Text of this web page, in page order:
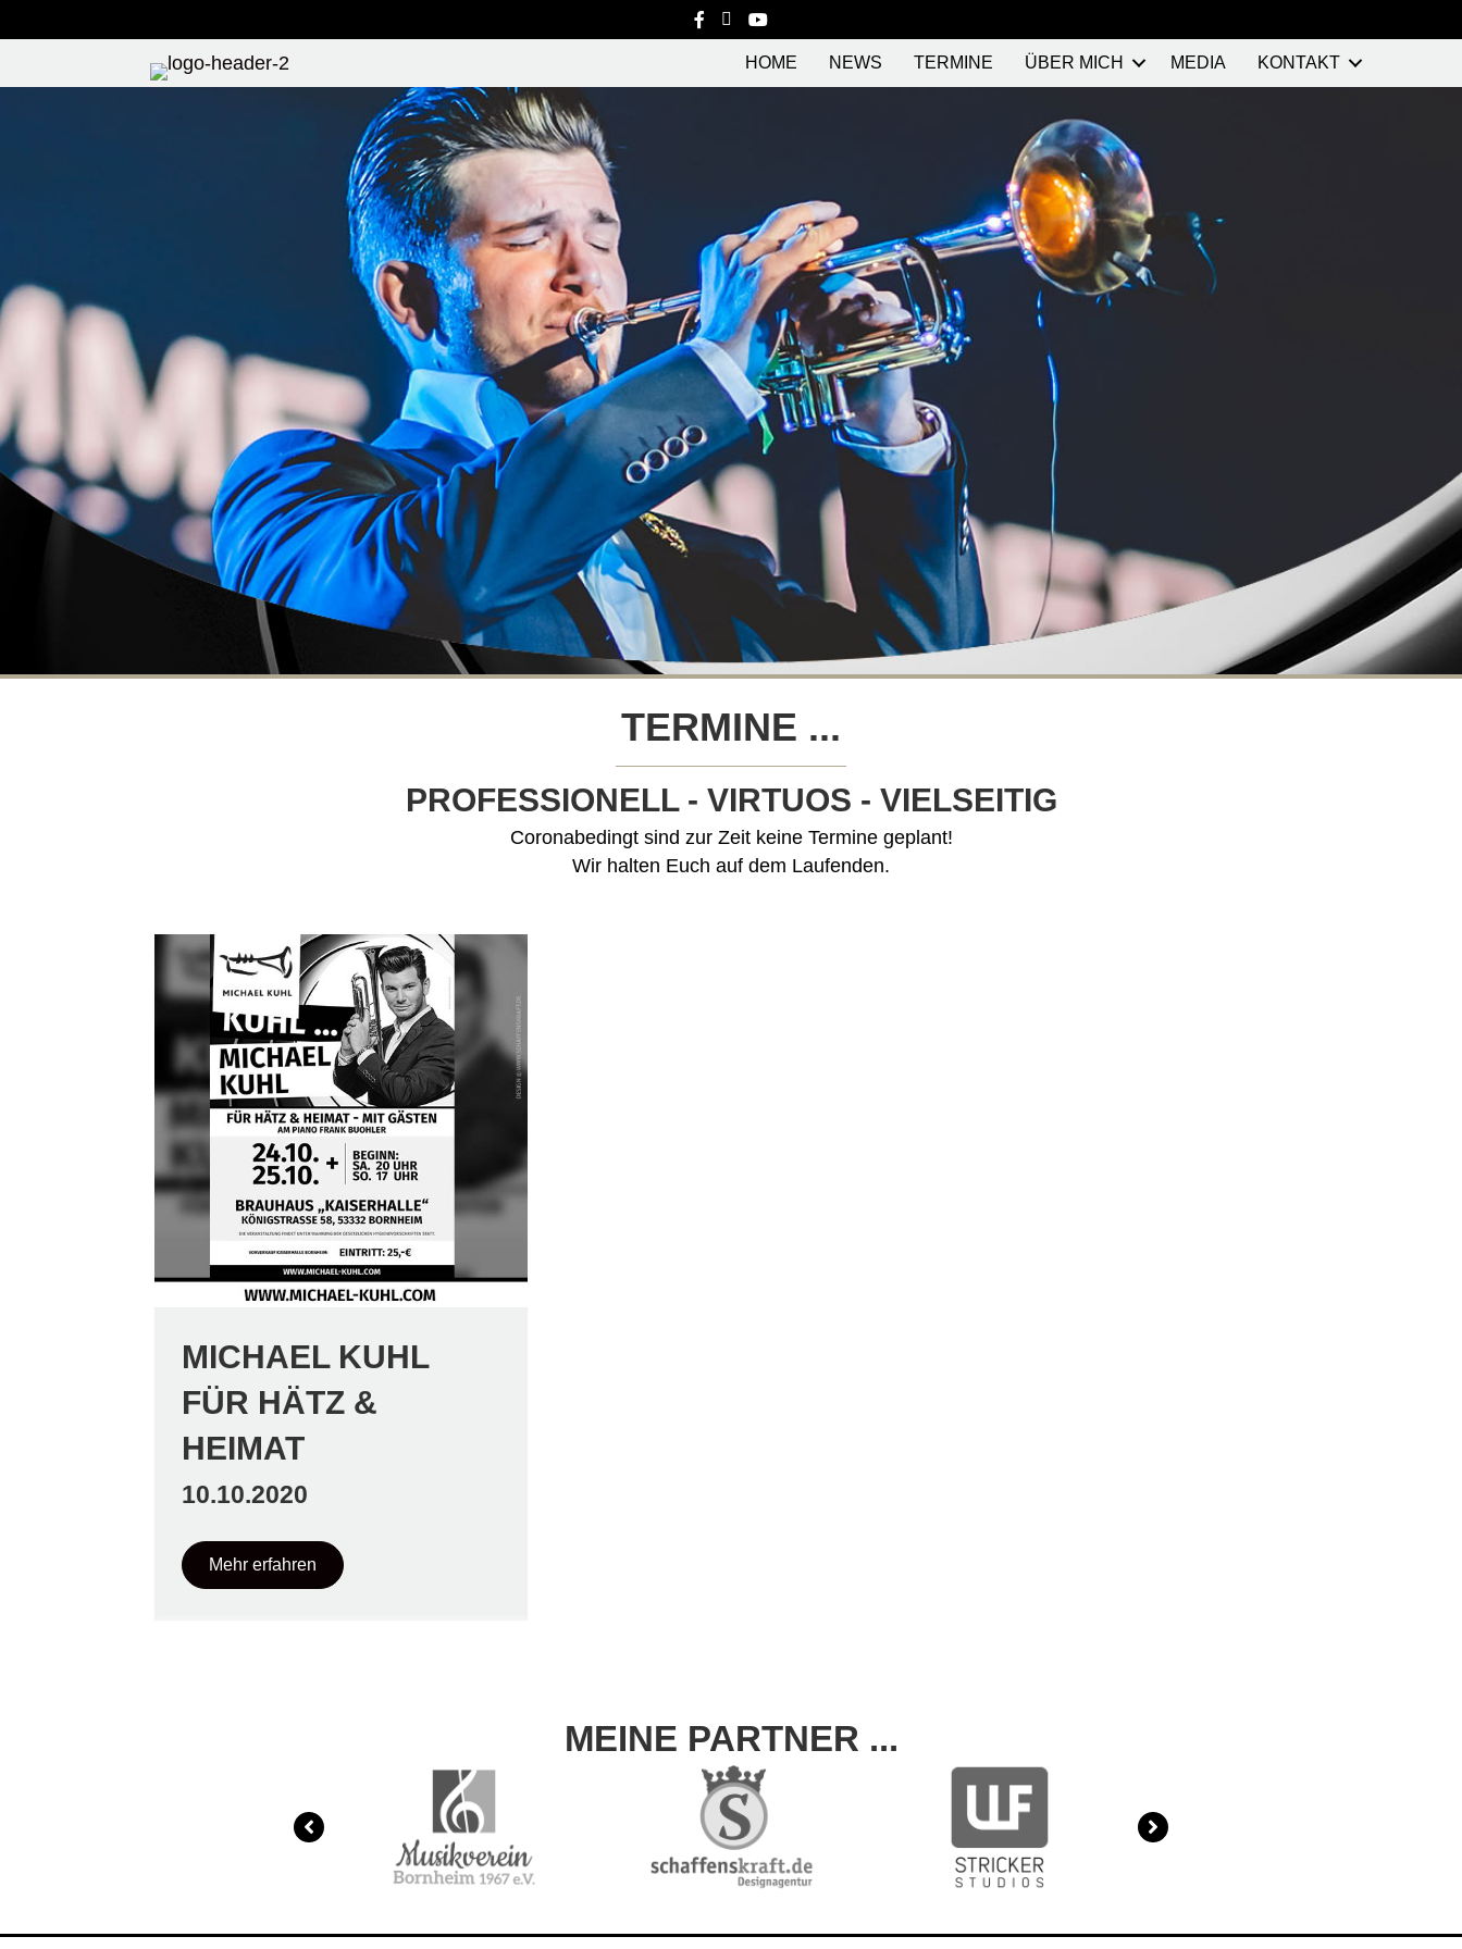
HOME NEWS TERMINE ÜBER MICH MEDIA KONTAKT
TERMINE ...
Coronabedingt sind zur Zeit keine Termine geplant!
Wir halten Euch auf dem Laufenden.
MICHAEL KUHL
FÜR HÄTZ &
HEIMAT
10.10.2020
Mehr erfahren
MEINE PARTNER ...